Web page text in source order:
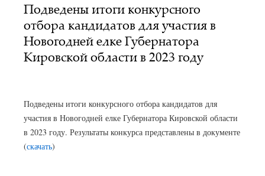
Подведены итоги конкурсного
отбора кандидатов для участия в
Новогодней елке Губернатора
Кировской области в 2023 году
Подведены итоги конкурсного отбора кандидатов для
участия в Новогодней елке Губернатора Кировской области
в 2023 году. Результаты конкурса представлены в документе
(скачать)